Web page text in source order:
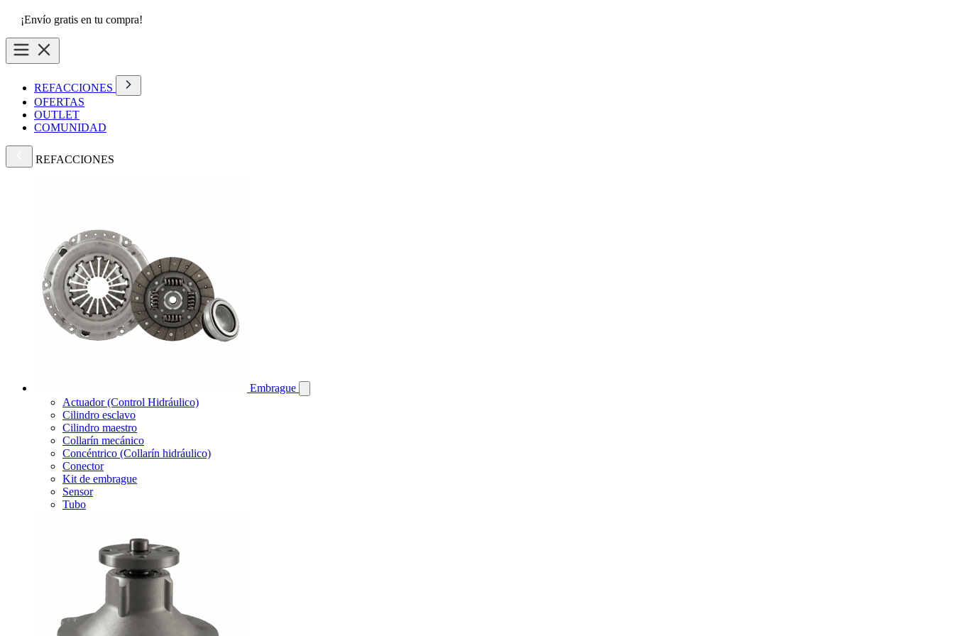
¡Envío gratis en tu compra!
REFACCIONES
OFERTAS
OUTLET
COMUNIDAD
REFACCIONES
Embrague
Actuador (Control Hidráulico)
Cilindro esclavo
Cilindro maestro
Collarín mecánico
Concéntrico (Collarín hidráulico)
Conector
Kit de embrague
Sensor
Tubo